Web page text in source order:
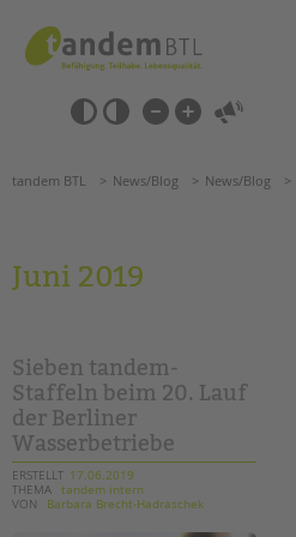
springen
Barrierefrei-
Einstellungen
überspringen
überspringen
Förderzentren
Kollegs
EFöB
Schulbezogene Sozialarbeit
Tagesgruppen
tandem BTL News/Blog News/Blog
Juni 2019
Sieben tandem-
Staffeln beim 20. Lauf
der Berliner
Wasserbetriebe
ERSTELLT 17.06.2019
THEMA tandem intern
VON
Barbara Brecht-Hadraschek